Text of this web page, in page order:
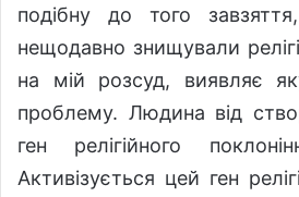
подібну до того
нещодавно знищували
на мій розсуд, виявляє
проблему. Людина від
ген релігійного
Активізується цей ген